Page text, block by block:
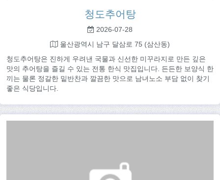
청도추어탕
2026-07-28
울산광역시 남구 달삼로 75 (삼산동)
청도추어탕은 진하게 우려낸 국물과 신선한 미꾸라지로 만든 깊은
맛의 추어탕을 즐길 수 있는 전통 한식 맛집입니다. 든든한 보양식 한
끼는 물론 정갈한 밑반찬과 깔끔한 맛으로 남녀노소 부담 없이 찾기
좋은 식당입니다.